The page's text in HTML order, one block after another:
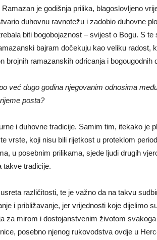
je godišnja prilika, blagoslovljeno
duhovnu ravnotežu i zadobio duhovne
biti bogobojaznost – svijest o Bogu. S te
bajram dočekuju kao veliku radost,
brojnih ramazanskih odricanja i bogougodnih
već dugo godina njegovanim odnosima
posta?
i duhovne tradicije. Samim tim, itekako je
vrste, koji nisu bili rijetkost u proteklom
u posebnim prilikama, sjede ljudi drugih
takve tradicije.
različitosti, te je važno da na takvu
i približavanje, jer vrijednosti koje dijelimo
za mirom i dostojanstvenim životom
posebno njenog rukovodstva ovdje u